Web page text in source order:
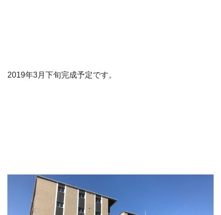
2019年3月下旬完成予定です。